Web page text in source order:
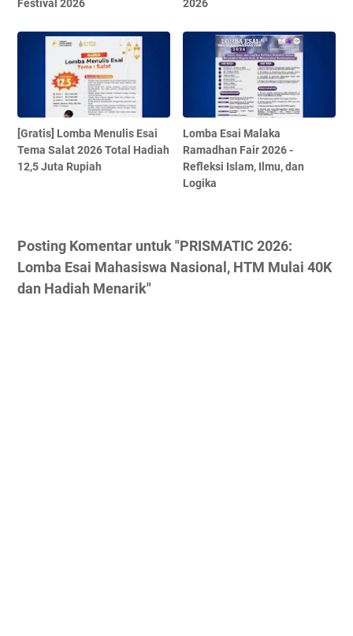
Festival 2026 2026
[Gratis] Lomba Menulis Esai
Tema Salat 2026 Total Hadiah
12,5 Juta Rupiah
Lomba Esai Malaka
Ramadhan Fair 2026 -
Refleksi Islam, Ilmu, dan
Logika
Posting Komentar untuk "PRISMATIC 2026:
Lomba Esai Mahasiswa Nasional, HTM Mulai 40K
dan Hadiah Menarik"